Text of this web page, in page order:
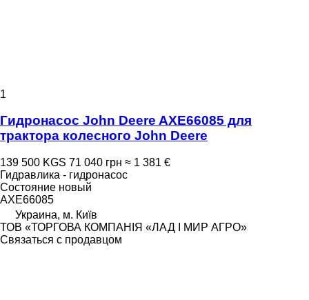
1
Гидронасос John Deere AXE66085 для
трактора колесного John Deere
139 500 KGS 71 040 грн ≈ 1 381 €
Гидравлика - гидронасос
Состояние новый
AXE66085
Украина, м. Київ
ТОВ «ТОРГОВА КОМПАНІЯ «ЛАД І МИР АГРО»
Связаться с продавцом